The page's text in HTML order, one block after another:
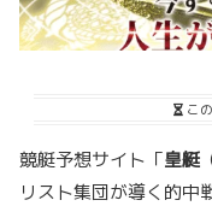
こ
競艇予想サイト「皇艇
リスト集団が導く的中